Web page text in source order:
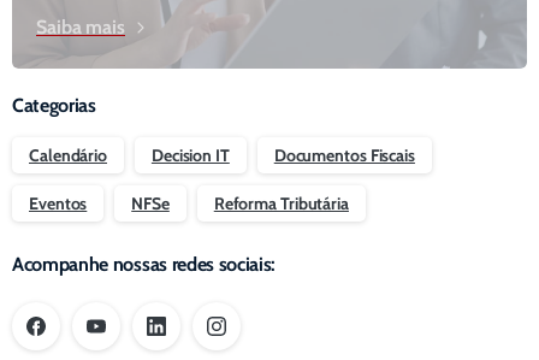
Saiba mais
Categorias
Calendário Decision IT Documentos Fiscais
Eventos NFSe Reforma Tributária
Acompanhe nossas redes sociais: